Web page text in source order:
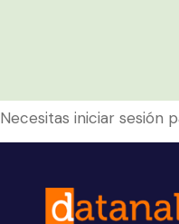
Necesitas iniciar sesión